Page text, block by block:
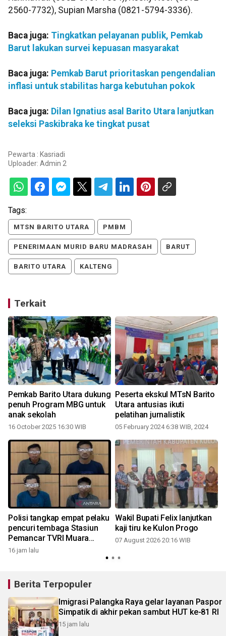
2560-7732), Supian Marsha (0821-5794-3336).
Baca juga: Tingkatkan pelayanan publik, Pemkab
Barut lakukan survei kepuasan masyarakat
Baca juga: Pemkab Barut prioritaskan pengendalian
inflasi untuk stabilitas harga kebutuhan pokok
Baca juga: Dilan Ignatius asal Barito Utara lanjutkan
seleksi Paskibraka ke tingkat pusat
Pewarta : Kasriadi
Uploader: Admin 2
Tags:
MTSN BARITO UTARA PMBM
PENERIMAAN MURID BARU MADRASAH BARUT
BARITO UTARA KALTENG
Terkait
Pemkab Barito Utara dukung
penuh Program MBG untuk
anak sekolah
16 October 2025 16:30 WIB
Peserta ekskul MTsN Barito
Utara antusias ikuti
pelatihan jurnalistik
05 February 2024 6:38 WIB, 2024
Polisi tangkap empat pelaku
pencuri tembaga Stasiun
Pemancar TVRI Muara
Teweh
16 jam lalu
Wakil Bupati Felix lanjutkan
kaji tiru ke Kulon Progo
07 August 2026 20:16 WIB
Berita Terpopuler
Imigrasi Palangka Raya gelar layanan Paspor
Simpatik di akhir pekan sambut HUT ke-81 RI
15 jam lalu